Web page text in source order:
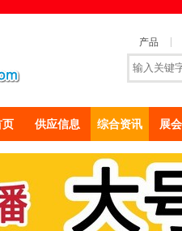
产品
页 供应信息 综合资讯 展